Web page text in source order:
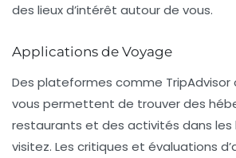
des lieux d’intérêt autour de vous.
Applications de Voyage
Des plateformes comme TripAdvisor
vous permettent de trouver des
restaurants et des activités dans les
visitez. Les critiques et évaluations